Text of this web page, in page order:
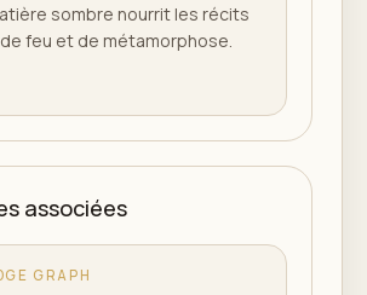
sombre nourrit les récits
feu et de métamorphose.
associées
GRAPH